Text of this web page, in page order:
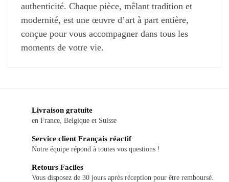
authenticité. Chaque pièce, mêlant tradition et
modernité, est une œuvre d’art à part entière,
conçue pour vous accompagner dans tous les
moments de votre vie.
Livraison gratuite
en France, Belgique et Suisse
Service client Français réactif
Notre équipe répond à toutes vos questions !
Retours Faciles
Vous disposez de 30 jours après réception pour être remboursé.